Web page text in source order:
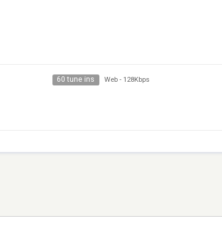
60 tune ins Web - 128Kbps